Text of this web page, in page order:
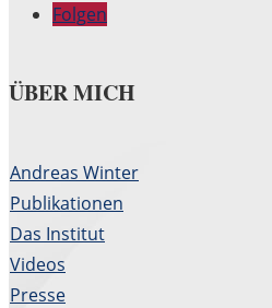
Folgen
ÜBER MICH
Andreas Winter
Publikationen
Das Institut
Videos
Presse